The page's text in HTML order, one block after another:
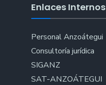
Enlaces Internos
Personal Anzoátegui
Consultoría jurídica
SIGANZ
SAT-ANZOÁTEGUI